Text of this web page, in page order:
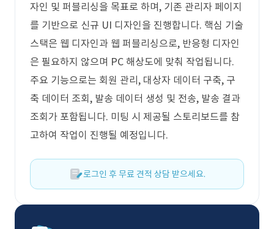
자인 및 퍼블리싱을 목표로 하며, 기존 관리자 페이지
를 기반으로 신규 UI 디자인을 진행합니다. 핵심 기술
스택은 웹 디자인과 웹 퍼블리싱으로, 반응형 디자인
은 필요하지 않으며 PC 해상도에 맞춰 작업됩니다.
주요 기능으로는 회원 관리, 대상자 데이터 구축, 구
축 데이터 조회, 발송 데이터 생성 및 전송, 발송 결과
조회가 포함됩니다. 미팅 시 제공될 스토리보드를 참
고하여 작업이 진행될 예정입니다.
로그인 후 무료 견적 상담 받으세요.